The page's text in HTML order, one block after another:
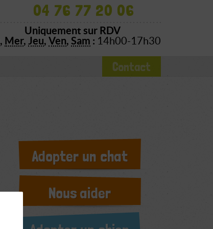
04 76 77 20 06
Uniquement sur RDV
, Mer, Jeu, Ven, Sam : 14h00-17h30
Contact
Adopter un chat
Nous aider